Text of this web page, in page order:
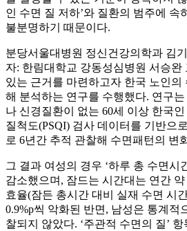
인 수면 질 저하’와 질환의 범주에 속
불분명하기 때문이다.
분당서울대병원 정신건강의학과 김
자: 한림대학교 강동성심병원 서승완
있는 근거를 마련하고자 한국 노인의
해 분석하는 연구를 수행했다. 연구
나 신경질환이 없는 60세 이상 한국
질척도(PSQI) 검사 데이터를 기반으
로 6년간 추적 관찰해 수면패턴의 변
그 결과 여성의 경우 ‘하루 총 수면시
감소했으며, 잠드는 시간대는 연간
효율(잠든 총시간 대비 실재 수면 시
0.9%p씩 악화된 반면, 남성은 통계적
찰되지 않았다. ‘주관적 수면의 질’